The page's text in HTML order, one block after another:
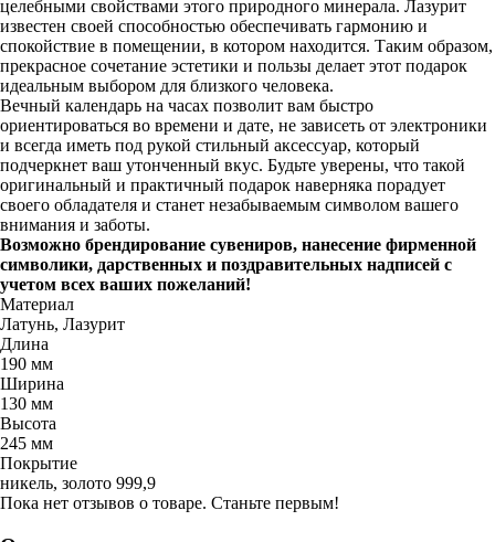
целебными свойствами этого природного минерала. Лазурит
известен своей способностью обеспечивать гармонию и
спокойствие в помещении, в котором находится. Таким образом,
прекрасное сочетание эстетики и пользы делает этот подарок
идеальным выбором для близкого человека.
Вечный календарь на часах позволит вам быстро
ориентироваться во времени и дате, не зависеть от электроники
и всегда иметь под рукой стильный аксессуар, который
подчеркнет ваш утонченный вкус. Будьте уверены, что такой
оригинальный и практичный подарок наверняка порадует
своего обладателя и станет незабываемым символом вашего
внимания и заботы.
Возможно брендирование сувениров, нанесение фирменной
символики, дарственных и поздравительных надписей с
учетом всех ваших пожеланий!
Материал
Латунь, Лазурит
Длина
190 мм
Ширина
130 мм
Высота
245 мм
Покрытие
никель, золото 999,9
Пока нет отзывов о товаре. Станьте первым!